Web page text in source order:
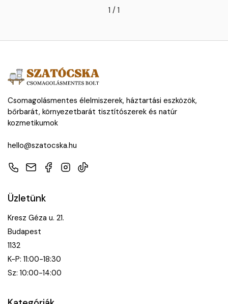
1 / 1
Csomagolásmentes élelmiszerek, háztartási eszközök,
bőrbarát, környezetbarát tisztítószerek és natúr
kozmetikumok
hello@szatocska.hu
TelefonE-mailFacebook
Instagram
TikTok
Üzletünk
Kresz Géza u. 21.
Budapest
1132
K-P: 11:00-18:30
Sz: 10:00-14:00